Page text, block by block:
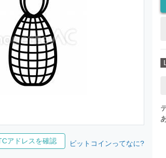
アドレスを確認 ビットコインってなに?
L